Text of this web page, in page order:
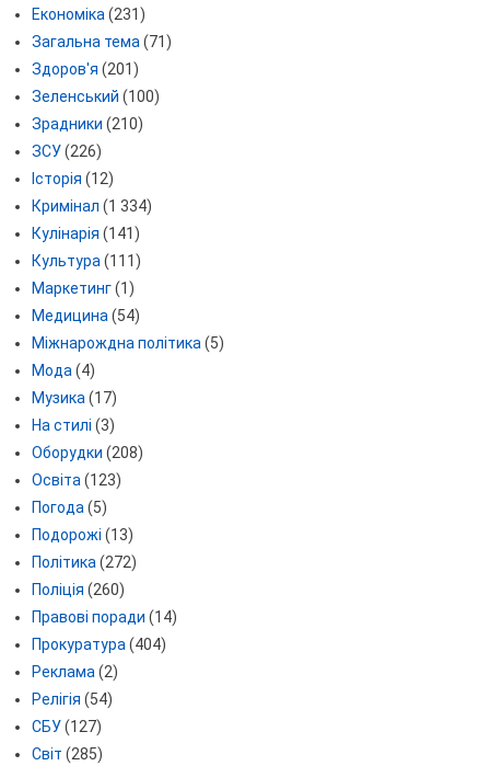
Економіка (231)
Загальна тема (71)
Здоров'я (201)
Зеленський (100)
Зрадники (210)
ЗСУ(226)
Історія (12)
Кримінал (1 334)
Кулінарія (141)
Культура (111)
Маркетинг(1)
Медицина (54)
Міжнарождна політика (5)
Мода (4)
Музика (17)
На стилі (3)
Оборудки (208)
Освіта (123)
Погода (5)
Подорожі (13)
Політика (272)
Поліція (260)
Правові поради (14)
Прокуратура (404)
Реклама (2)
Релігія (54)
СБУ(127)
Світ (285)